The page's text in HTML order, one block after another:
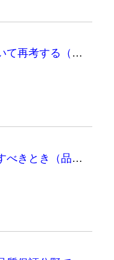
資格とコンピテンシーについて再考する（品証品管ニュース）
結論：即戦力の定義を見直すべきとき（品証品管ニュース）